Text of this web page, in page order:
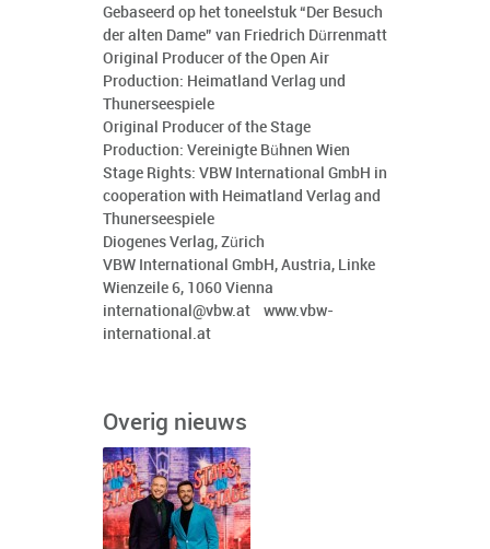
Gebaseerd op het toneelstuk “Der Besuch
der alten Dame” van Friedrich Dürrenmatt
Original Producer of the Open Air
Production: Heimatland Verlag und
Thunerseespiele
Original Producer of the Stage
Production: Vereinigte Bühnen Wien
Stage Rights: VBW International GmbH in
cooperation with Heimatland Verlag and
Thunerseespiele
Diogenes Verlag, Zürich
VBW International GmbH, Austria, Linke
Wienzeile 6, 1060 Vienna
international@vbw.at www.vbw-
international.at
Overig nieuws